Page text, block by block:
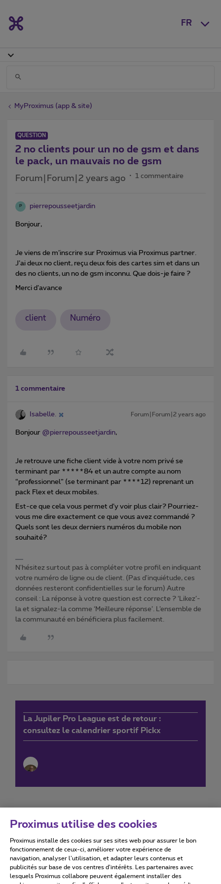
FR
MyProximus (app & site)
QUESTION
2 no clients pour un no de gsm et dans
le pack, un mauvais no de gsm
Forum|Forum|2 years ago 1 commentaire
P pierrepousseetjardin
Bonjour,
Je viens de m’inscrire sur Proximus via Proximus partner.
J’ai deux no client, reçu deux fois des cartes sim et dans un
des no clients, un no de gsm inconnu. Que dois-je faire ?
Merci d’avance
client Numéro
1 commentaire
Isabelle. Forum|Forum|2 years ago
Bonjour @pierrepousseetjardin,
Je retrouve une fiche client vide à votre nom privé se
terminant par *****84 et un autre compte au nom
“professionnel” (se terminant par ****12) reprenant un
pack Flex et deux mobiles.
Est-ce que cela vous permet d’y voir plus clair? Pourriez-
vous me dire exactement ce que vous avez commandé ?
Quels sont les deux derniers numéros du mobile non
souhaité?
N'hésitez surtout pas à compléter votre profil en indiquant
votre numéro de ligne ou de client. (Pas d'inquiétude, ces
données resteront confidentielles sur le forum) Autre
conseil : La réponse à votre question est correcte ? ‘Likez’-
la et signalez-la comme ‘Meilleure réponse’. L’ensemble de
la communauté en bénéficiera plus facilement.
La Jupiler Pro League est de retour :
consultez le calendrier sportif Pickx
Conditions d'utilisation Accessibility statement
Proximus utilise des cookies
Proximus installe des cookies sur ses sites web pour assurer le bon
fonctionnement de ceux-ci, améliorer votre expérience de
navigation, analyser l’utilisation, et adapter leurs contenus et
publicités sur base de vos centres d’intérêts. Les partenaires avec
lesquels Proximus collabore peuvent également installer des